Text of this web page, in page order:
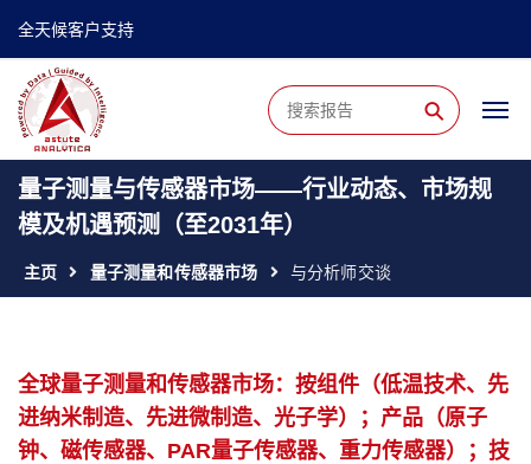
全天候客户支持
⚲
量子测量与传感器市场——行业动态、市场规
模及机遇预测（至2031年）
主页 量子测量和传感器市场 与分析师交谈
全球量子测量和传感器市场：按组件（低温技术、先
进纳米制造、先进微制造、光子学）；产品（原子
钟、磁传感器、PAR量子传感器、重力传感器）；技